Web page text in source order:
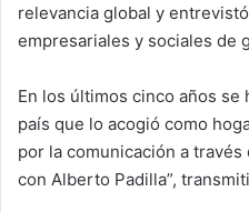
relevancia global y
empresariales y sociales de
En los últimos cinco años se
país que lo acogió como
por la comunicación a través
con Alberto Padilla”,